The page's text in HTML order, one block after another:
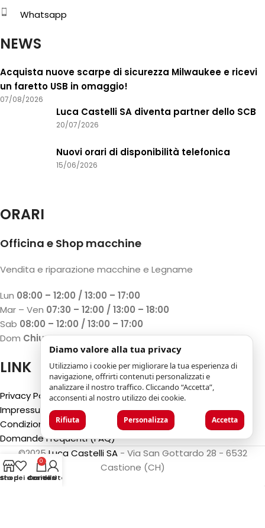
Whatsapp
NEWS
Acquista nuove scarpe di sicurezza Milwaukee e ricevi
un faretto USB in omaggio!
07/08/2026
Luca Castelli SA diventa partner dello SCB
20/07/2026
Nuovi orari di disponibilità telefonica
15/06/2026
ORARI
Officina e Shop macchine
Vendita e riparazione macchine e Legname
Lun 08:00 – 12:00 / 13:00 – 17:00
Mar – Ven 07:30 – 12:00 / 13:00 – 18:00
Sab 08:00 – 12:00 / 13:00 – 17:00
Dom Chiuso
LINK
Privacy Policy
Impressum
Condizioni generali
Domande Frequenti (FAQ)
©2025 Luca Castelli SA- Via San Gottardo 28 - 6532
Castione (CH)
Shopdei desideri
0
Carrello
Conto Utente
Diamo valore alla tua privacy
Utilizziamo i cookie per migliorare la tua esperienza di
navigazione, offrirti contenuti personalizzati e
analizzare il nostro traffico. Cliccando “Accetta”,
acconsenti al nostro utilizzo dei cookie.
Rifiuta Personalizza Accetta